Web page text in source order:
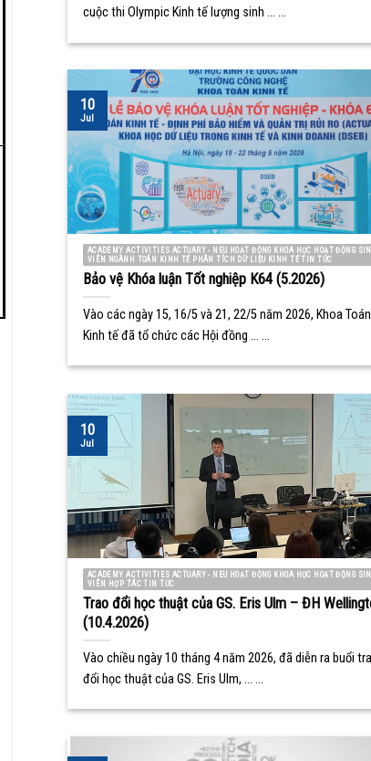
cuộc thi Olympic Kinh tế lượng sinh ... ...
ACADEMY ACTIVITIES ACTUARY - NEU HOẠT ĐỘNG KHOA HỌC HOẠT ĐỘNG
VIÊN NGÀNH TOÁN KINH TẾ PHÂN TÍCH DỮ LIỆU KINH TẾ TIN TỨC
Bảo vệ Khóa luận Tốt nghiệp K64 (5.2026)
Vào các ngày 15, 16/5 và 21, 22/5 năm 2026, Khoa Toán
Kinh tế đã tổ chức các Hội đồng ... ...
10
Jul
ACADEMY ACTIVITIES ACTUARY - NEU HOẠT ĐỘNG KHOA HỌC HOẠT ĐỘNG
VIÊN HỢP TÁC TIN TỨC
Trao đổi học thuật của GS. Eris Ulm – ĐH
(10.4.2026)
Vào chiều ngày 10 tháng 4 năm 2026, đã diễn ra buổi
đổi học thuật của GS. Eris Ulm, ... ...
10
Jul